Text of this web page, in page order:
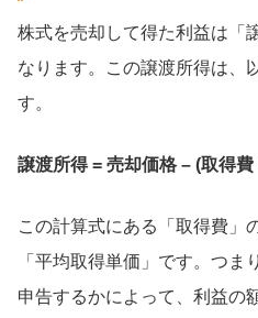
株式を売却して得た利益は「
なります。この譲渡所得は、
す。
譲渡所得 = 売却価格 – (取得
この計算式にある「取得費」
「平均取得単価」です。つ
申告するかによって、利益の